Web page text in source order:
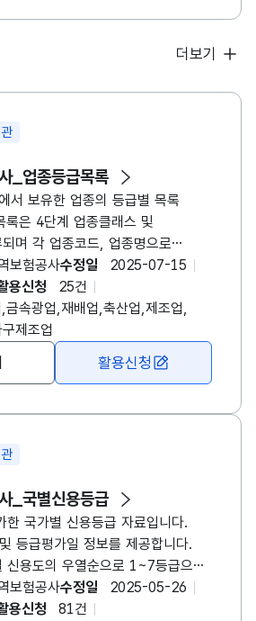
더보기
_업종등급목록
서 보유한 업종의 등급별 목록
록은 4단계 업종클래스 및
며 각 업종코드, 업종명으로
보험공사수정일
2025-07-15
용신청
25건
금속광업,재배업,축산업,제조업,
제조업
활용신청
_국별신용등급
한 국가별 신용등급 자료입니다.
등급평가일 정보를 제공합니다.
신용도의 우열순으로 1~7등급으로
보험공사수정일
2025-05-26
용신청
81건